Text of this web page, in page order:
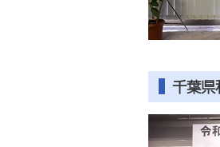
千葉